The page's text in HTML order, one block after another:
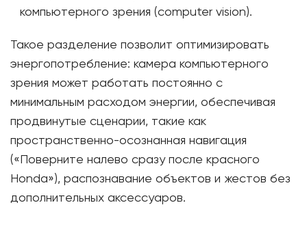
компьютерного зрения (computer vision).
Такое разделение позволит оптимизировать
энергопотребление: камера компьютерного
зрения может работать постоянно с
минимальным расходом энергии, обеспечивая
продвинутые сценарии, такие как
пространственно-осознанная навигация
(«Поверните налево сразу после красного
Honda»), распознавание объектов и жестов без
дополнительных аксессуаров.